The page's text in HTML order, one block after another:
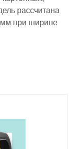
рассчитана
мм при ширине